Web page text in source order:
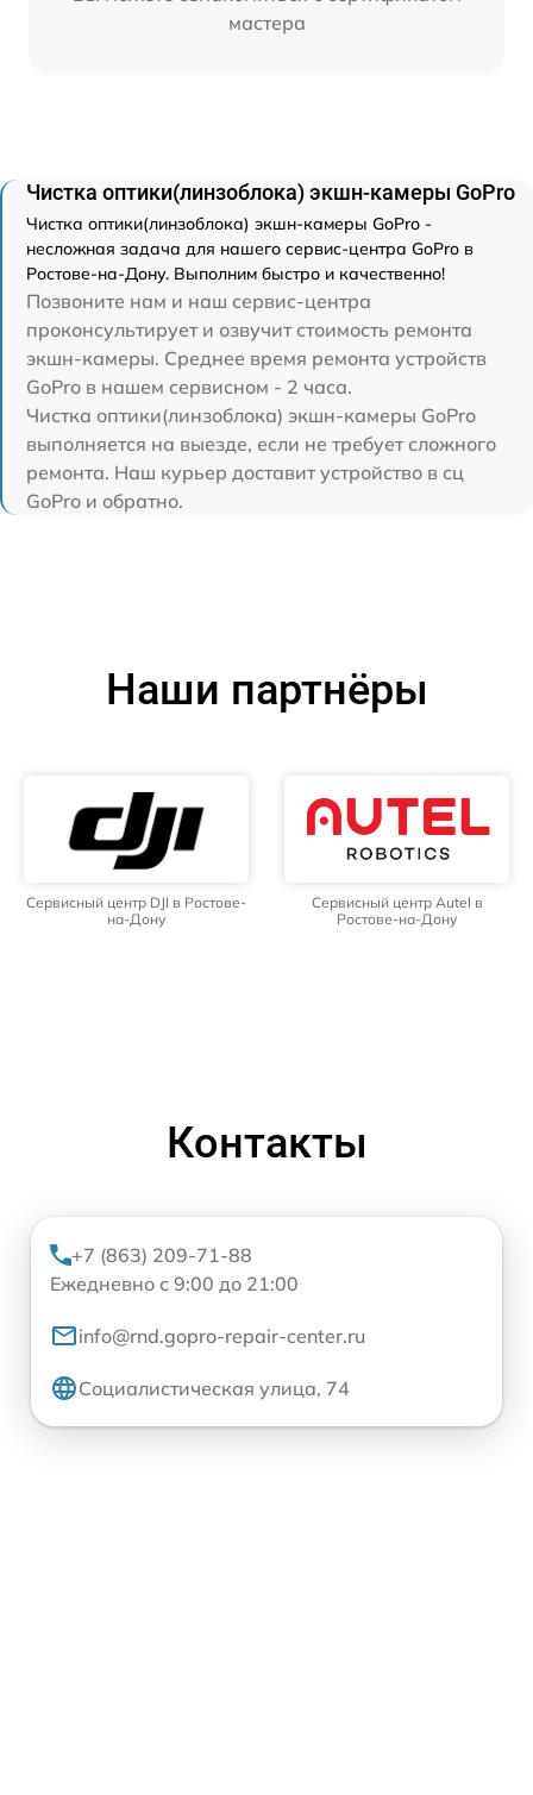
мастера
Чистка оптики(линзоблока) экшн-камеры GoPro
Чистка оптики(линзоблока) экшн-камеры GoPro -
несложная задача для нашего сервис-центра GoPro в
Ростове-на-Дону. Выполним быстро и качественно!
Позвоните нам и наш сервис-центра
проконсультирует и озвучит стоимость ремонта
экшн-камеры. Среднее время ремонта устройств
GoPro в нашем сервисном - 2 часа.
Чистка оптики(линзоблока) экшн-камеры GoPro
выполняется на выезде, если не требует сложного
ремонта. Наш курьер доставит устройство в сц
GoPro и обратно.
Наши партнёры
Сервисный центр DJI в Ростове-
на-Дону
Сервисный центр Autel в
Ростове-на-Дону
Контакты
+7 (863) 209-71-88
Ежедневно с 9:00 до 21:00
info@rnd.gopro-repair-center.ru
Социалистическая улица, 74